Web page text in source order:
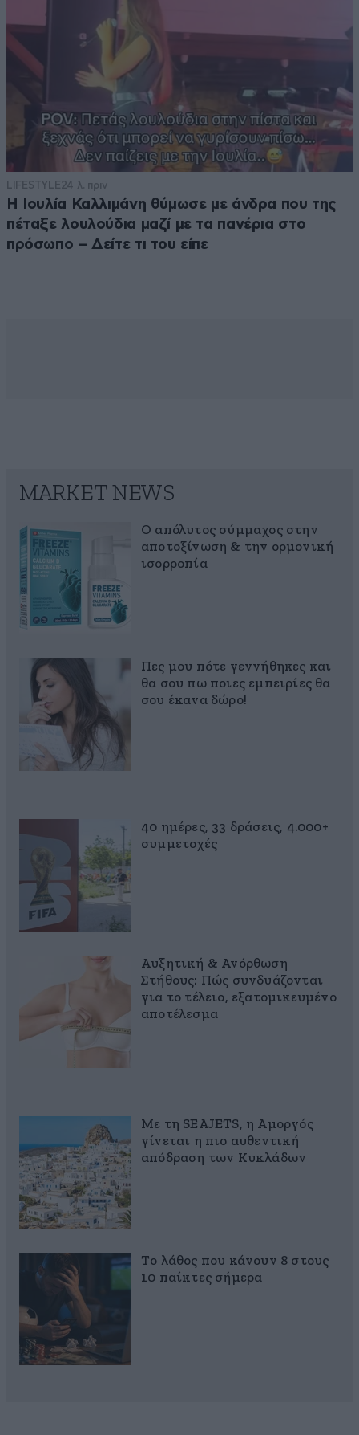
LIFESTYLE 24 λ. πριν
Η Ιουλία Καλλιμάνη θύμωσε με άνδρα που της
πέταξε λουλούδια μαζί με τα πανέρια στο
πρόσωπο – Δείτε τι του είπε
MARKET NEWS
Ο απόλυτος σύμμαχος στην
αποτοξίνωση & την ορμονική
ισορροπία
Πες μου πότε γεννήθηκες και
θα σου πω ποιες εμπειρίες θα
σου έκανα δώρο!
40 ημέρες, 33 δράσεις, 4.000+
συμμετοχές
Αυξητική & Ανόρθωση
Στήθους: Πώς συνδυάζονται
για το τέλειο, εξατομικευμένο
αποτέλεσμα
Με τη SEAJETS, η Αμοργός
γίνεται η πιο αυθεντική
απόδραση των Κυκλάδων
Το λάθος που κάνουν 8 στους
10 παίκτες σήμερα